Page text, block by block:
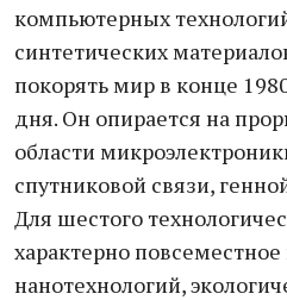
компьютерных
синтетических
покорять мир в конце
дня. Он опирается на
области
спутниковой связи,
Для шестого
характерно
нанотехнологий,